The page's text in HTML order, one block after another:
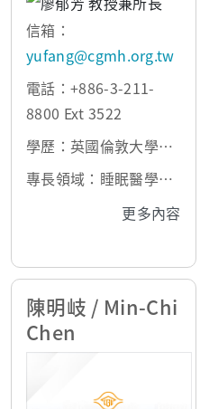
信箱：
yufang@cgmh.org.tw
電話：+886-3-211-
8800 Ext 3522
學歷：英國倫敦大學博
士
專長領域：睡眠醫學，
顱顏生長，顱顏畸型，
更多內容
陳明岐 / Min-Chi
Chen